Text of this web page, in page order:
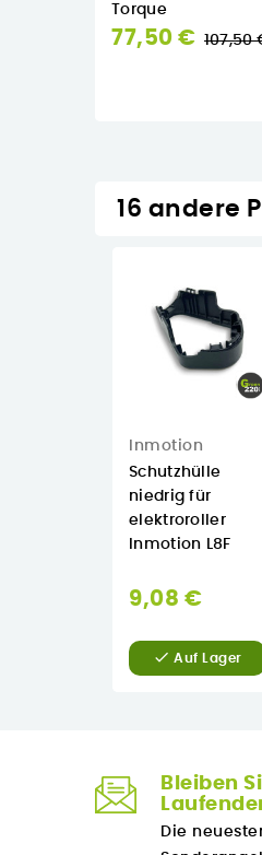
Torque
77,50 € 107,50
16 andere
Inmotion
Schutzhülle
niedrig für
elektroroller
Inmotion L8F
9,08 €
 Auf Lager
Bleiben
Die